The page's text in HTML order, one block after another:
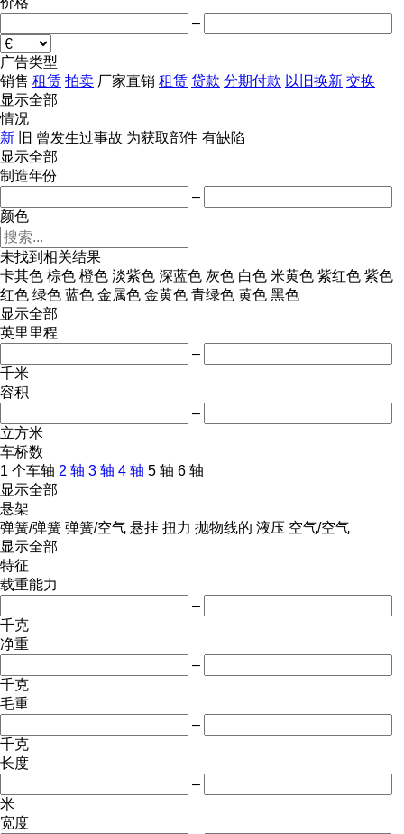
–
广告类型
销售 租赁 拍卖 厂家直销 租赁 贷款 分期付款 以旧换新 交换
显示全部
情况
新
旧 曾发生过事故 为获取部件 有缺陷
显示全部
制造年份
–
颜色
未找到相关结果
卡其色 棕色 橙色 淡紫色 深蓝色 灰色 白色 米黄色 紫红色 紫色
红色 绿色 蓝色 金属色 金黄色 青绿色 黄色 黑色
显示全部
英里里程
–
千米
容积
–
立方米
车桥数
1 个车轴 2 轴 3 轴 4 轴 5 轴 6 轴
显示全部
悬架
弹簧/弹簧 弹簧/空气 悬挂 扭力 抛物线的 液压 空气/空气
显示全部
特征
载重能力
–
千克
净重
–
千克
毛重
–
千克
长度
–
米
宽度